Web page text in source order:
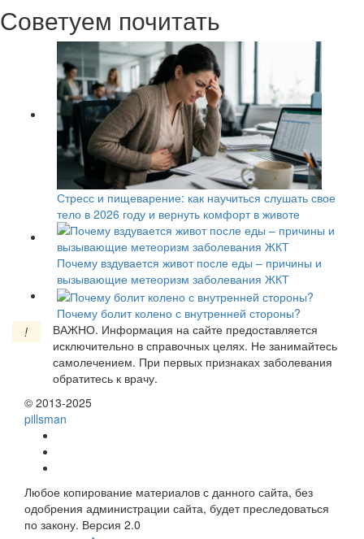
Советуем почитать
Стресс и пищеварение: как научиться слушать свое
тело в 2026 году и вернуть комфорт в животе
Почему вздувается живот после еды – причины и
вызывающие метеоризм заболевания ЖКТ
Почему болит колено с внутренней стороны?
!
ВАЖНО. Информация на сайте предоставляется
исключительно в справочных целях. Не занимайтесь
самолечением. При первых признаках заболевания
обратитесь к врачу.
© 2013-2025
pillsman
Любое копирование материалов с данного сайта, без
одобрения администрации сайта, будет преследоваться
по закону. Версия 2.0